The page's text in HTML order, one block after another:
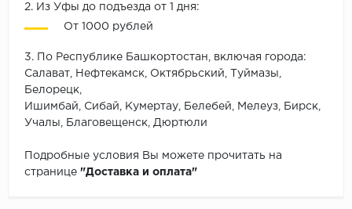
2. Из Уфы до подъезда от 1 дня:
От 1000 рублей
3. По Республике Башкортостан, включая города:
Салават, Нефтекамск, Октябрьский, Туймазы,
Белорецк,
Ишимбай, Сибай, Кумертау, Белебей, Мелеуз, Бирск,
Учалы, Благовещенск, Дюртюли
Подробные условия Вы можете прочитать на
странице "Доставка и оплата"